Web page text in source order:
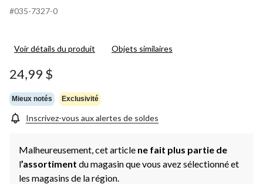
#035-7327-0
Voir détails du produit Objets similaires
24,99 $
Mieux notés Exclusivité
Inscrivez-vous aux alertes de soldes
Malheureusement, cet article ne fait plus partie de
l’assortiment du magasin que vous avez sélectionné et
les magasins de la région.